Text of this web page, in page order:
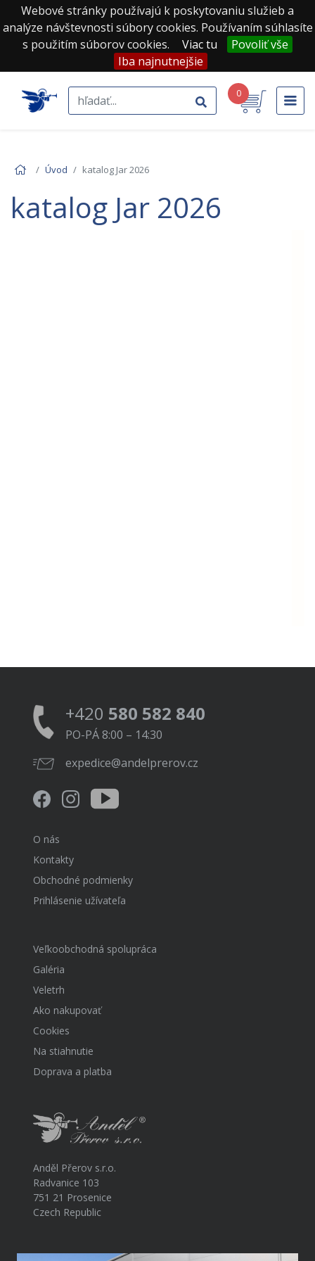
Webové stránky používajú k poskytovaniu služieb a
analýze návštevnosti súbory cookies. Používaním súhlasíte
s použitím súborov cookies.
Viac tu
Povoliť vše
Iba najnutnejšie
0
Úvod katalog Jar 2026
katalog Jar 2026
+420 580 582 840
PO-PÁ 8:00 – 14:30
expedice@andelprerov.cz
O nás
Kontakty
Obchodné podmienky
Prihlásenie užívateľa
Veľkoobchodná spolupráca
Galéria
Veletrh
Ako nakupovať
Cookies
Na stiahnutie
Doprava a platba
Anděl Přerov s.r.o.
Radvanice 103
751 21 Prosenice
Czech Republic